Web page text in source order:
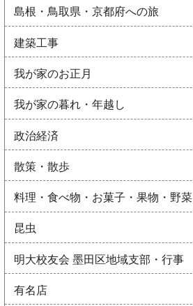
島根・鳥取県・京都府への旅
建築工事
我が家のお正月
我が家の暮れ・年越し
政治経済
散策・散歩
料理・食べ物・お菓子・果物・野菜
昆虫
明大校友会 墨田区地域支部・行事
有名店